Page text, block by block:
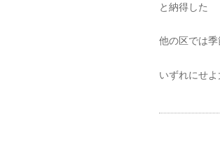
と納得した
他の区では
いずれにせ